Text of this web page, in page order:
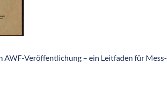
AWF-Veröffentlichung – ein Leitfaden für Mess-